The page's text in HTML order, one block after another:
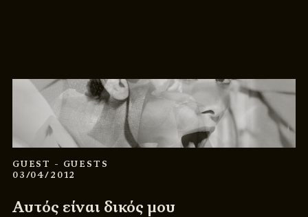
GUEST - GUESTS
03/04/2012
Αυτός είναι δικός μου